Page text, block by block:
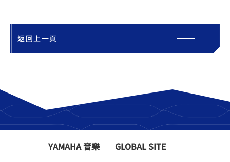
返回上一頁
YAMAHA 音樂 GLOBAL SITE